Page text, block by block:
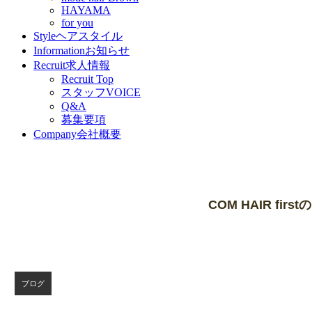
HAYAMA
for you
Styleヘアスタイル
Informationお知らせ
Recruit求人情報
Recruit Top
スタッフVOICE
Q&A
募集要項
Company会社概要
COM HAIR first
ブログ